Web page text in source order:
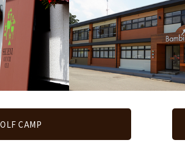
CAMP